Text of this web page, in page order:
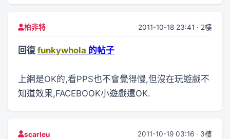
柏非特 2011-10-18 23:41 · 2樓
回復 funkywhola 的帖子
上網是OK的,看PPS也不會覺得慢,但沒在玩遊戲不
知道效果,FACEBOOK小遊戲還OK.
scarleu 2011-10-19 03:16 · 3樓